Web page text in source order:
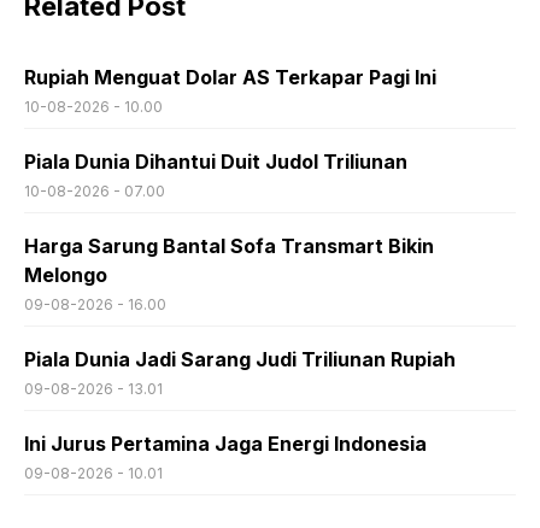
Rupiah Menguat Dolar AS Terkapar Pagi Ini
10-08-2026 - 10.00
Piala Dunia Dihantui Duit Judol Triliunan
10-08-2026 - 07.00
Harga Sarung Bantal Sofa Transmart Bikin
Melongo
09-08-2026 - 16.00
Piala Dunia Jadi Sarang Judi Triliunan Rupiah
09-08-2026 - 13.01
Ini Jurus Pertamina Jaga Energi Indonesia
09-08-2026 - 10.01